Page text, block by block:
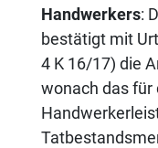
Handwerkers:
bestätigt mit
4 K 16/17) die
wonach das für